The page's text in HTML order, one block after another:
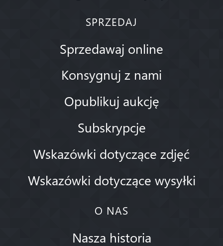
SPRZEDAJ
Sprzedawaj online
Konsygnuj z nami
Opublikuj aukcję
Subskrypcje
Wskazówki dotyczące zdjęć
Wskazówki dotyczące wysyłki
O NAS
Nasza historia